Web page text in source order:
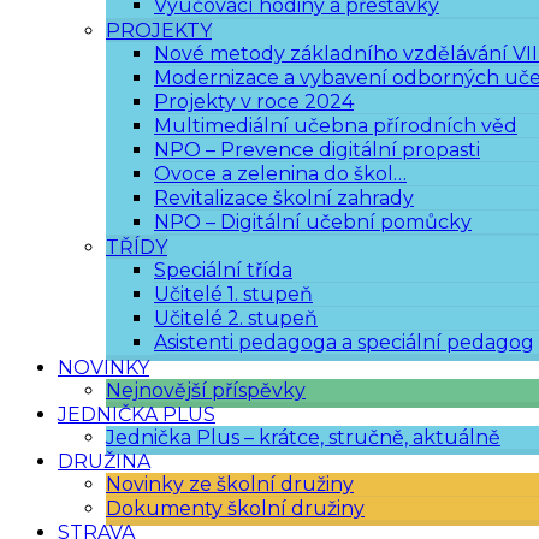
Vyučovací hodiny a přestávky
PROJEKTY
Nové metody základního vzdělávání
Modernizace a vybavení odborných
Projekty v roce 2024
Multimediální učebna přírodních věd
NPO – Prevence digitální propasti
Ovoce a zelenina do škol…
Revitalizace školní zahrady
NPO – Digitální učební pomůcky
TŘÍDY
Speciální třída
Učitelé 1. stupeň
Učitelé 2. stupeň
Asistenti pedagoga a speciální pedagog
NOVINKY
Nejnovější příspěvky
JEDNIČKA PLUS
Jednička Plus – krátce, stručně, aktuálně
DRUŽINA
Novinky ze školní družiny
Dokumenty školní družiny
STRAVA